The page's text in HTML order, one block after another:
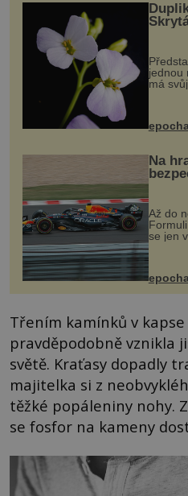
jednou
má
Na
Až do
se jen
na
života.
Třením kamínků v
pravděpodobně vznikla
světě. Kraťasy dopadly
majitelka si z
těžké popáleniny nohy.
se fosfor na kameny